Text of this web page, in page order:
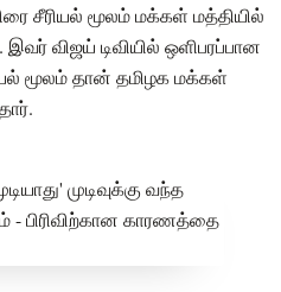
சீரியல் மூலம் மக்கள் மத்தியில்
விஜய் டிவியில் ஒளிபரப்பான
மூலம் தான் தமிழக மக்கள்